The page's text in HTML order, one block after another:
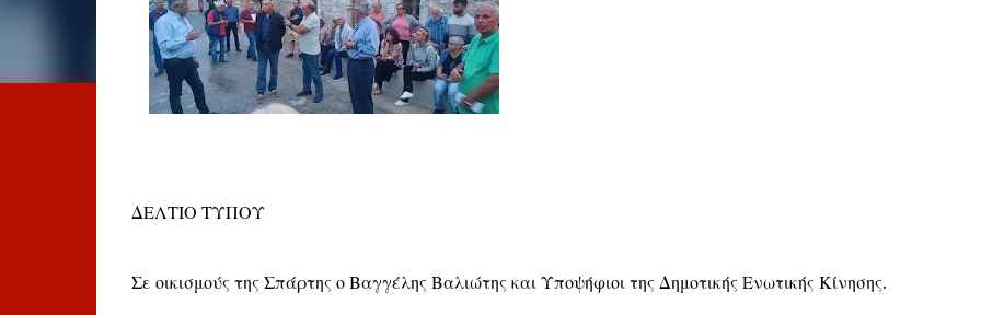
ΔΕΛΤΙΟ ΤΥΠΟΥ
Σε οικισμούς της Σπάρτης ο Βαγγέλης Βαλιώτης και Υποψήφιοι της Δημοτικής Ενωτικής Κίνησης.